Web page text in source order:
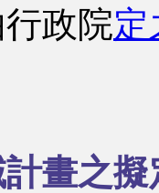
政院定
之擬